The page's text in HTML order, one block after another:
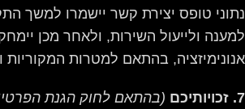
נתוני טופס יצירת קשר יישמרו למשך
למענה ולייעול השירות, ולאחר מכן
אנונימיזציה, בהתאם למטרות המקוריות
7. זכויותיכם
(בהתאם לחוק הגנת